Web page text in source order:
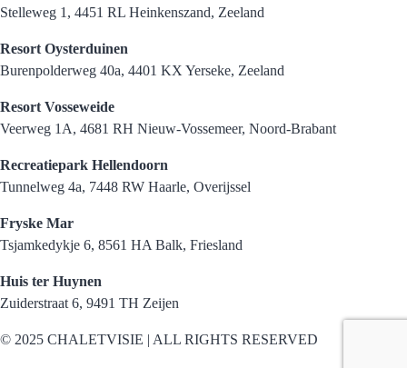
Stelleweg 1, 4451 RL Heinkenszand, Zeeland
Resort Oysterduinen
Burenpolderweg 40a, 4401 KX Yerseke, Zeeland
Resort Vosseweide
Veerweg 1A, 4681 RH Nieuw-Vossemeer, Noord-Brabant
Recreatiepark Hellendoorn
Tunnelweg 4a, 7448 RW Haarle, Overijssel
Fryske Mar
Tsjamkedykje 6, 8561 HA Balk, Friesland
Huis ter Huynen
Zuiderstraat 6, 9491 TH Zeijen
© 2025 CHALETVISIE | ALL RIGHTS RESERVED